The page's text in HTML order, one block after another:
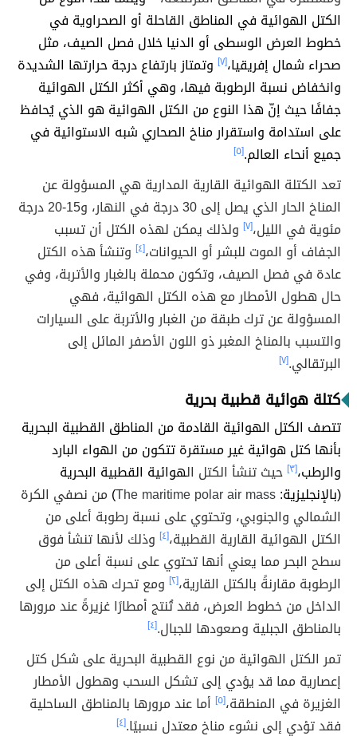
الكتل الهوائية في المناطق القاحلة أو الصحراوية في
خطوط العرض الوسطى أو الدنيا خلال فصل الصيف، مثل
صحراء شمال إفريقيا،[٧]
وتمتاز بارتفاع درجة حرارتها الشديدة
وانخفاض نسبة الرطوبة فيها، وهي أكثر الكتل الهوائية
جفافًا حيث إنّ هذا النوع من الكتل الهوائية هو الذي يُحافظ
على استدامة واستقرار مناخ الصحاري شبه الاستوائية في
جميع أنحاء العالم.[٥]
تعد الكتلة الهوائية القارية المدارية هي المسؤولة عن
المناخ الحار الذي يصل إلى 30 درجة في النهار، و15-20 درجة
مئوية في الليل،[٧]
ولذلك يمكن لهذه الكتل أن تسبب
الجفاف أو الموت للبشر أو الحيوانات،[٤]
وتنشأ هذه الكتل
عادة في فصل الصيف، وتكون محملة بالغبار والأتربة، وفي
حال هطول الأمطار مع هذه الكتل الهوائية، فهي
المسؤولة عن ترك طبقة من الغبار والأتربة على السيارات
والتسبب بالمناخ المغبر ذو اللون الأصفر المائل إلى
البرتقالي.[٧]
كتلة هوائية قطبية بحرية
تتصف الكتل الهوائية القادمة من المناطق القطبية البحرية
بأنها كتل هوائية غير مستقرة تتكون من الهواء البارد
والرطب،[٣] حيث تنشأ الكتل الهوائية القطبية البحرية
(بالإنجليزية:The maritime polar air mass
) من نصفي الكرة
الشمالي والجنوبي، وتحتوي على نسبة رطوبة أعلى من
الكتل الهوائية القارية القطبية،[٤]
وذلك لأنها تنشأ فوق
سطح البحر مما يعني أنها تحتوي على نسبة أعلى من
الرطوبة مقارنةً بالكتل القارية،[٢]
ومع تحرك هذه الكتل إلى
الداخل من خطوط العرض، فقد تُنتج أمطارًا غزيرةً عند مرورها
بالمناطق الجبلية وصعودها للجبال.[٤]
تمر الكتل الهوائية من نوع القطبية البحرية على شكل كتل
إعصارية مما قد يؤدي إلى تشكل السحب وهطول الأمطار
الغزيرة في المنطقة،[٥]
أما عند مرورها بالمناطق الساحلية
فقد تؤدي إلى نشوء مناخ معتدل نسبيًا.[٤]